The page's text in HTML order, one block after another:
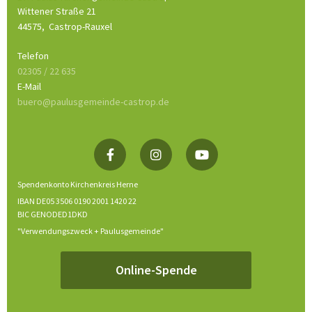
Wittener Straße 21
44575, Castrop-Rauxel
Telefon
02305 / 22 635
E-Mail
buero@paulusgemeinde-castrop.de
Spendenkonto Kirchenkreis Herne
IBAN DE05 3506 0190 2001 1420 22
BIC GENODED1DKD
"Verwendungszweck + Paulusgemeinde"
Online-Spende